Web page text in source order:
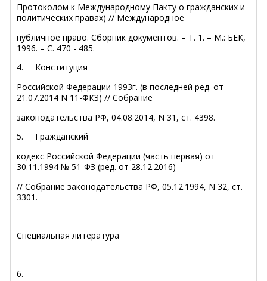
Протоколом к Международному Пакту о гражданских и
политических правах) // Международное
публичное право. Сборник документов. – Т. 1. – М.: БЕК,
1996. – С. 470 - 485.
4. Конституция
Российской Федерации 1993г. (в последней ред. от
21.07.2014 N 11-ФКЗ) // Собрание
законодательства РФ, 04.08.2014, N 31, ст. 4398.
5. Гражданский
кодекс Российской Федерации (часть первая) от
30.11.1994 № 51-ФЗ (ред. от 28.12.2016)
// Собрание законодательства РФ, 05.12.1994, N 32, ст.
3301.
Специальная литература
6.